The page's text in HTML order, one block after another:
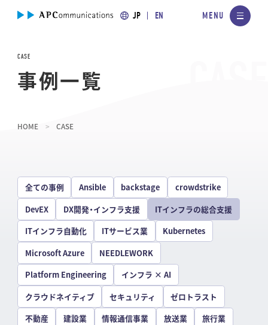
JP EN
CASE
事例一覧
HOME CASE
全ての事例 Ansible backstage
crowdstrike
DevEX
DX開発・インフラ支援
ITインフラの総合支援
ITインフラ自動化
ITサービス業
Kubernetes
Microsoft Azure
NEEDLEWORK
Platform Engineering
インフラ × AI
クラウドネイティブ
セキュリティ
ゼロトラスト
不動産
建設業 情報通信事業 放送業
旅行業